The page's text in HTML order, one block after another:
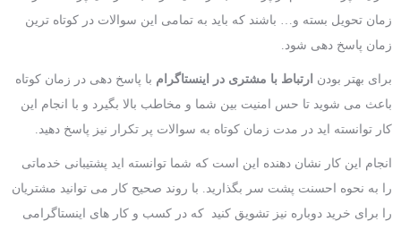
زمان تحویل بسته و… باشند که باید به تمامی این سوالات در کوتاه ترین
زمان پاسخ دهی شود.
برای بهتر بودن ارتباط با مشتری در اینستاگرام با پاسخ دهی در زمان کوتاه
باعث می شوید تا حس امنیت بین شما و مخاطب بالا بگیرد و با انجام این
کار توانسته اید در مدت زمان کوتاه به سوالات پر تکرار نیز پاسخ دهید.
انجام این کار نشان دهنده این است که شما توانسته اید پشتیبانی خدماتی
را به نحوه احسنت پشت سر بگذارید. با روند صحیح کار می توانید مشتریان
را برای خرید دوباره نیز تشویق کنید که در کسب و کار های اینستاگرامی